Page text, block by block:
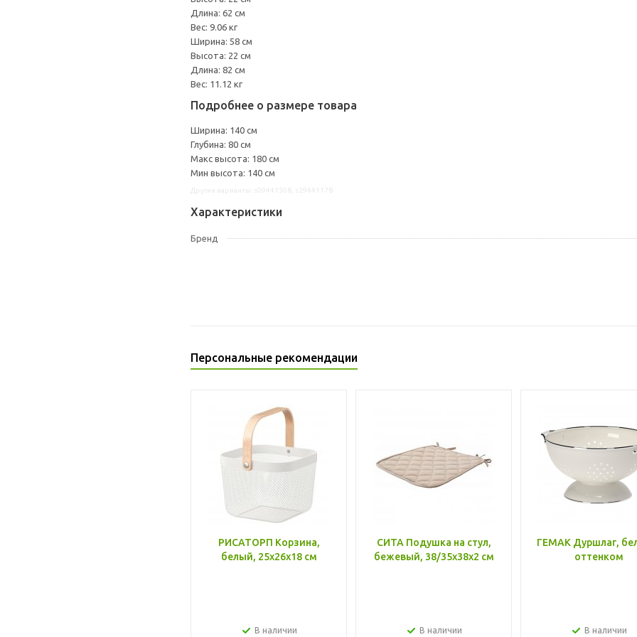
Длина: 62 см
Вес: 9.06 кг
Ширина: 58 см
Высота: 22 см
Длина: 82 см
Вес: 11.12 кг
Подробнее о размере товара
Ширина: 140 см
Глубина: 80 см
Макс высота: 180 см
Мин высота: 140 см
Характеристики
Бренд
Персональные рекомендации
РИСАТОРП Корзина,
белый, 25x26x18 см
В наличии
СИТА Подушка на стул,
бежевый, 38/35x38x2 см
В наличии
ГЕМАК Дуршлаг,
оттенком
В наличии